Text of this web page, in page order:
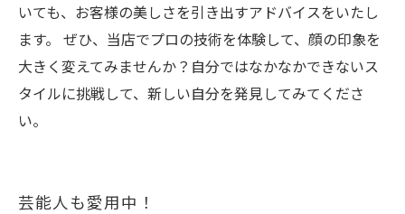
いても、お客様の美しさを引き出すアドバイスをいたし
ます。 ぜひ、当店でプロの技術を体験して、顔の印象を
大きく変えてみませんか？自分ではなかなかできないス
タイルに挑戦して、新しい自分を発見してみてくださ
い。
芸能人も愛用中！